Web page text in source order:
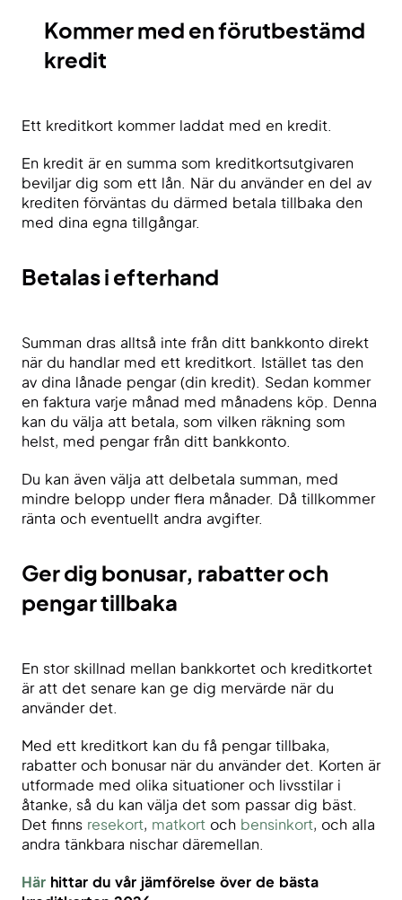
Kommer med en förutbestämd
kredit
Ett kreditkort kommer laddat med en kredit.
En kredit är en summa som kreditkortsutgivaren
beviljar dig som ett lån. När du använder en del av
krediten förväntas du därmed betala tillbaka den
med dina egna tillgångar.
Betalas i efterhand
Summan dras alltså inte från ditt bankkonto direkt
när du handlar med ett kreditkort. Istället tas den
av dina lånade pengar (din kredit). Sedan kommer
en faktura varje månad med månadens köp. Denna
kan du välja att betala, som vilken räkning som
helst, med pengar från ditt bankkonto.
Du kan även välja att delbetala summan, med
mindre belopp under flera månader. Då tillkommer
ränta och eventuellt andra avgifter.
Ger dig bonusar, rabatter och
pengar tillbaka
En stor skillnad mellan bankkortet och kreditkortet
är att det senare kan ge dig mervärde när du
använder det.
Med ett kreditkort kan du få pengar tillbaka,
rabatter och bonusar när du använder det. Korten är
utformade med olika situationer och livsstilar i
åtanke, så du kan välja det som passar dig bäst.
Det finns resekort, matkort och bensinkort, och alla
andra tänkbara nischar däremellan.
Här hittar du vår jämförelse över de bästa